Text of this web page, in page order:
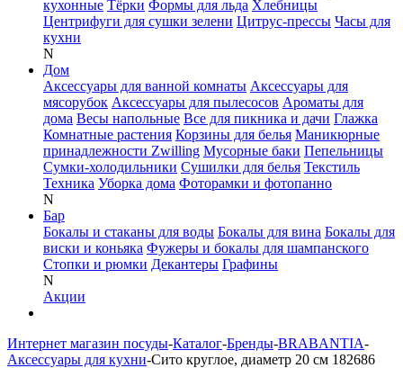
кухонные Тёрки Формы для льда Хлебницы
Центрифуги для сушки зелени Цитрус-прессы Часы для
кухни
N
Дом
Аксессуары для ванной комнаты Аксессуары для
мясорубок Аксессуары для пылесосов Ароматы для
дома Весы напольные Все для пикника и дачи Глажка
Комнатные растения Корзины для белья Маникюрные
принадлежности Zwilling Мусорные баки Пепельницы
Сумки-холодильники Сушилки для белья Текстиль
Техника Уборка дома Фоторамки и фотопанно
N
Бар
Бокалы и стаканы для воды Бокалы для вина Бокалы для
виски и коньяка Фужеры и бокалы для шампанского
Стопки и рюмки Декантеры Графины
N
Акции
Интернет магазин посуды-Каталог-Бренды-BRABANTIA-
Аксессуары для кухни-Сито круглое, диаметр 20 см 182686